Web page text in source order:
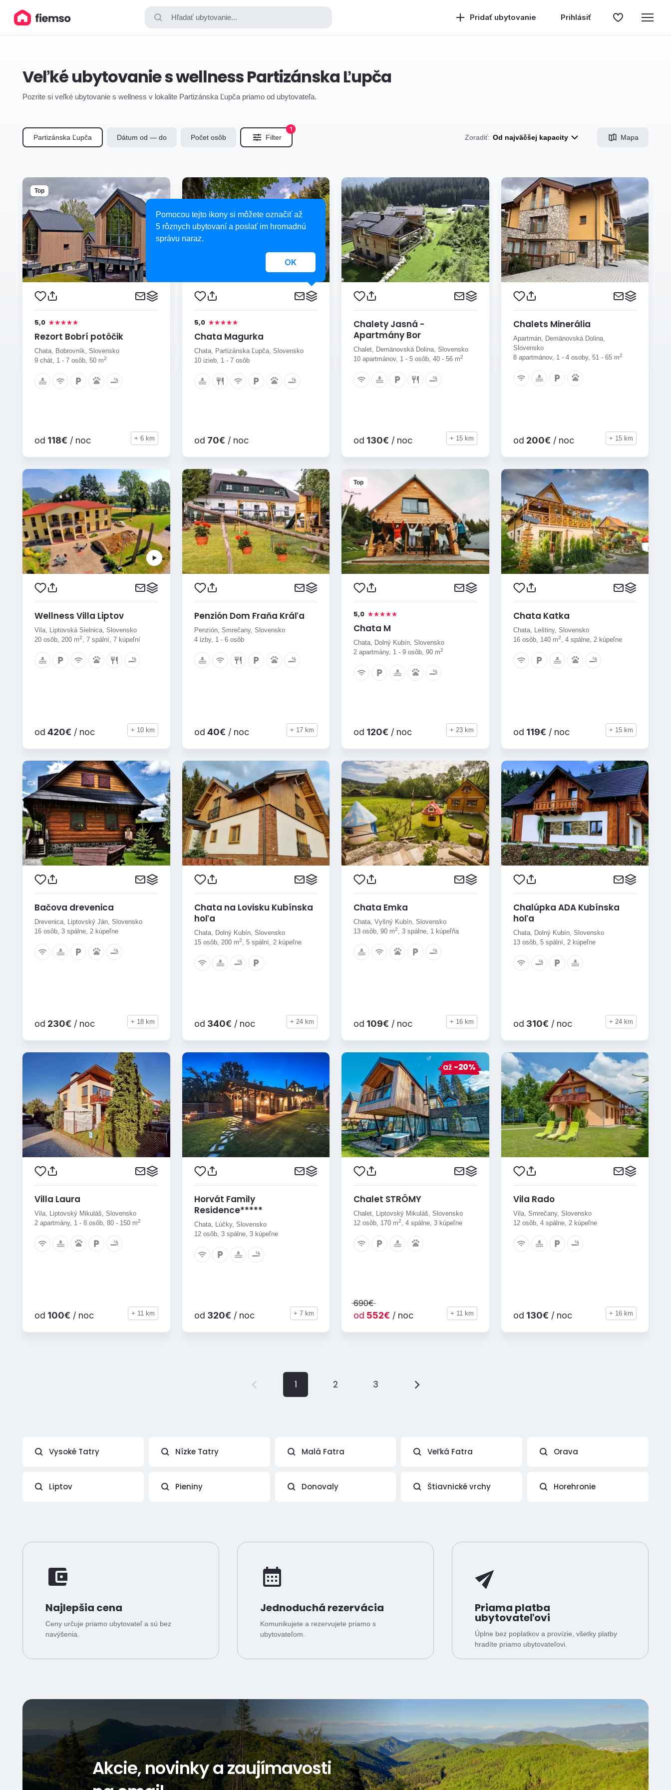
Hľadať ubytovanie... Pridať ubytovanie Prihlásiť
Veľké ubytovanie s wellness Partizánska Ľupča
Pozrite si veľké ubytovanie s wellness v lokalite Partizánska Ľupča priamo od ubytovateľa.
Partizánska Ľupča Dátum od — do Počet osôb Filter
1
Zoradiť: Od najväčšej kapacity Mapa
5,0
Rezort Bobrí potôčik
Chata, Bobrovník, Slovensko
9 chát, 1 - 7 osôb, 50 m2
od 118€ / noc
Top
+ 6 km
5,0
Chata Magurka
Chata, Partizánska Ľupča, Slovensko
10 izieb, 1 - 7 osôb
od 70€ / noc
Chalety Jasná -
Apartmány Bor
Chalet, Demänovská Dolina, Slovensko
10 apartmánov, 1 - 5 osôb, 40 - 56 m2
od 130€ / noc + 15 km
Chalets Minerália
Apartmán, Demänovská Dolina,
Slovensko
8 apartmánov, 1 - 4 osoby, 51 - 65 m2
od 200€ / noc + 15 km
Wellness Villa Liptov
Vila, Liptovská Sielnica, Slovensko
20 osôb, 200 m2, 7 spální, 7 kúpeľní
od 420€ / noc + 10 km
Penzión Dom Fraňa Kráľa
Penzión, Smrečany, Slovensko
4 izby, 1 - 6 osôb
od 40€ / noc + 17 km
5,0
Chata M
Chata, Dolný Kubín, Slovensko
2 apartmány, 1 - 9 osôb, 90 m2
od 120€ / noc
Top
+ 23 km
Chata Katka
Chata, Leštiny, Slovensko
16 osôb, 140 m2, 4 spálne, 2 kúpeľne
od 119€ / noc + 15 km
Bačova drevenica
Drevenica, Liptovský Ján, Slovensko
16 osôb, 3 spálne, 2 kúpeľne
od 230€ / noc + 18 km
Chata na Lovisku Kubínska
hoľa
Chata, Dolný Kubín, Slovensko
15 osôb, 200 m2, 5 spální, 2 kúpeľne
od 340€ / noc + 24 km
Chata Emka
Chata, Vyšný Kubín, Slovensko
13 osôb, 90 m2, 3 spálne, 1 kúpeľňa
od 109€ / noc + 16 km
Chalúpka ADA Kubínska
hoľa
Chata, Dolný Kubín, Slovensko
13 osôb, 5 spální, 2 kúpeľne
od 310€ / noc + 24 km
Villa Laura
Vila, Liptovský Mikuláš, Slovensko
2 apartmány, 1 - 8 osôb, 80 - 150 m2
od 100€ / noc + 11 km
Horvát Family
Residence*****
Chata, Lúčky, Slovensko
12 osôb, 3 spálne, 3 kúpeľne
od 320€ / noc + 7 km
Chalet STRÖMY
Chalet, Liptovský Mikuláš, Slovensko
12 osôb, 170 m2, 4 spálne, 3 kúpeľne
690€
od 552€ / noc
až -20%
+ 11 km
Vila Rado
Vila, Smrečany, Slovensko
12 osôb, 4 spálne, 2 kúpeľne
od 130€ / noc + 16 km
1 2 3
Vysoké Tatry Nízke Tatry Malá Fatra Veľká Fatra Orava
Liptov Pieniny Donovaly Štiavnické vrchy Horehronie
Najlepšia cena
Ceny určuje priamo ubytovateľ a sú bez
navýšenia.
Jednoduchá rezervácia
Komunikujete a rezervujete priamo s
ubytovateľom.
Priama platba
ubytovateľovi
Úplne bez poplatkov a provízie, všetky platby
hradíte priamo ubytovateľovi.
Akcie, novinky a zaujímavosti
Pomocou tejto ikony si môžete označiť až
5 rôznych ubytovaní a poslať im hromadnú
správu naraz.
OK